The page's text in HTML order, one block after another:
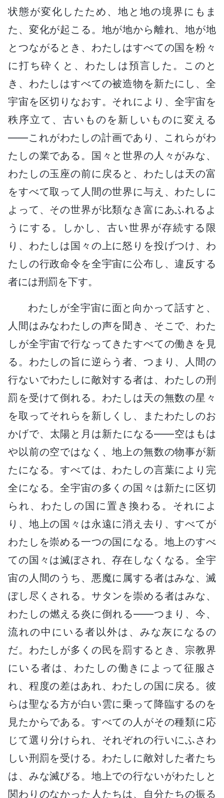
状態が変化したため、地と地の境界にもま
た、変化が起こる。地が地から離れ、地が地
とつながるとき、わたしはすべての国を粉々
に打ち砕くと、わたしは預言した。このと
き、わたしはすべての被造物を新たにし、全
宇宙を区切りなおす。それにより、全宇宙を
秩序立て、古いものを新しいものに変える
――これがわたしの計画であり、これらがわ
たしの業である。国々と世界の人々がみな、
わたしの玉座の前に戻ると、わたしは天の富
をすべて取って人間の世界に与え、わたしに
よって、その世界が比類なき富にあふれるよ
うにする。しかし、古い世界が存続する限
り、わたしは国々の上に怒りを投げつけ、わ
たしの行政命令を全宇宙に公布し、違反する
者には刑罰を下す。
わたしが全宇宙に面と向かって話すと、
人間はみなわたしの声を聞き、そこで、わた
しが全宇宙で行なってきたすべての働きを見
る。わたしの旨に逆らう者、つまり、人間の
行ないでわたしに敵対する者は、わたしの刑
罰を受けて倒れる。わたしは天の無数の星々
を取ってそれらを新しくし、またわたしのお
かげで、太陽と月は新たになる――空はもは
や以前の空ではなく、地上の無数の物事が新
たになる。すべては、わたしの言葉により完
全になる。全宇宙の多くの国々は新たに区切
られ、わたしの国に置き換わる。それによ
り、地上の国々は永遠に消え去り、すべてが
わたしを崇める一つの国になる。地上のすべ
ての国々は滅ぼされ、存在しなくなる。全宇
宙の人間のうち、悪魔に属する者はみな、滅
ぼし尽くされる。サタンを崇める者はみな、
わたしの燃える炎に倒れる――つまり、今、
流れの中にいる者以外は、みな灰になるの
だ。わたしが多くの民を罰するとき、宗教界
にいる者は、わたしの働きによって征服さ
れ、程度の差はあれ、わたしの国に戻る。彼
らは聖なる方が白い雲に乗って降臨するのを
見たからである。すべての人がその種類に応
じて選り分けられ、それぞれの行いにふさわ
しい刑罰を受ける。わたしに敵対した者たち
は、みな滅びる。地上での行ないがわたしと
関わりのなかった人たちは、自分たちの振る